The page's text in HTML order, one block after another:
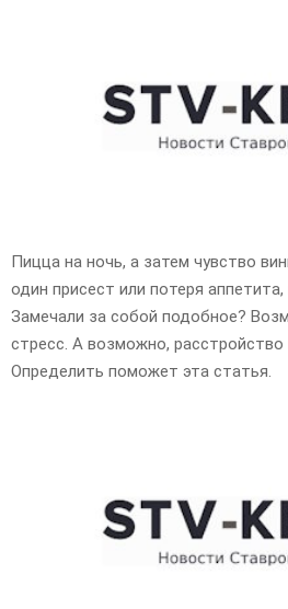
Пицца на ночь, а затем чувство
один присест или потеря аппетита,
Замечали за собой подобное?
стресс. А возможно, расстройство
Определить поможет эта статья.